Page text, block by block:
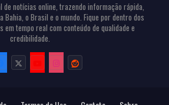
de notícias online, trazendo informação rápida,
Bahia, o Brasil e o mundo. Fique por dentro dos
tempo real com conteúdo de qualidade e
credibilidade.